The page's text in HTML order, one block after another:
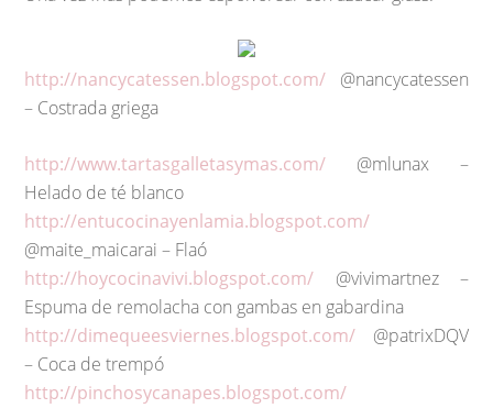
http://nancycatessen.blogspot.com/ @nancycatessen
– Costrada griega
http://www.tartasgalletasymas.com/ @mlunax –
Helado de té blanco
http://entucocinayenlamia.blogspot.com/
@maite_maicarai – Flaó
http://hoycocinavivi.blogspot.com/ @vivimartnez –
Espuma de remolacha con gambas en gabardina
http://dimequeesviernes.blogspot.com/ @patrixDQV
– Coca de trempó
http://pinchosycanapes.blogspot.com/